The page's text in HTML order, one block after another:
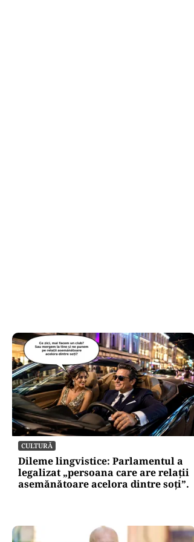
CULTURĂ
Dileme lingvistice: Parlamentul a
legalizat „persoana care are relații
asemănătoare acelora dintre soți”.